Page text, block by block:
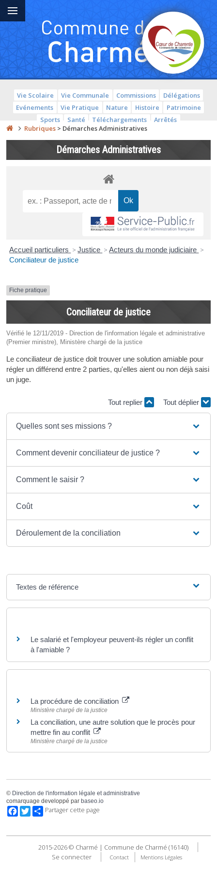
Vie Scolaire Vie Communale Commissions
Délégations
Evénements
Vie Pratique Nature Histoire
Patrimoine
Sports
Santé Téléchargements
Arrêtés
Rubriques > Démarches Administratives
Démarches Administratives
Accueil particuliers > Justice > Acteurs du monde judiciaire >
Conciliateur de justice
Fiche pratique
Conciliateur de justice
Vérifié le 12/11/2019 - Direction de l'information légale et administrative
(Premier ministre), Ministère chargé de la justice
Le conciliateur de justice doit trouver une solution amiable pour
régler un différend entre 2 parties, qu'elles aient ou non déjà saisi
un juge.
Tout replier Tout déplier
Quelles sont ses missions ?
Comment devenir conciliateur de justice ?
Comment le saisir ?
Coût
Déroulement de la conciliation
Textes de référence
Le salarié et l'employeur peuvent-ils régler un conflit
à l'amiable ?
La procédure de conciliation
Ministère chargé de la justice
La conciliation, une autre solution que le procès pour
mettre fin au conflit
Ministère chargé de la justice
© Direction de l'information légale et administrative
comarquage developpé par baseo.io
FacebookTwitterPartager cette page
2015-2026 © Charmé | Commune de Charmé (16140)
Se connecter
Contact Mentions Légales